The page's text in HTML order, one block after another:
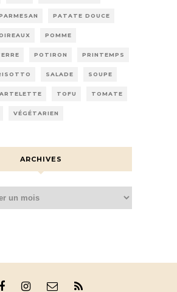
PATATE DOUCE
POMME
POTIRON PRINTEMPS
SALADE SOUPE
TOFU TOMATE
VÉGÉTARIEN
ARCHIVES